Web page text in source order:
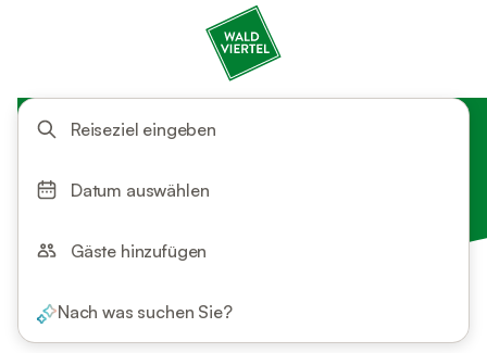
Reiseziel eingeben
Datum auswählen
Gäste hinzufügen
Nach was suchen Sie?